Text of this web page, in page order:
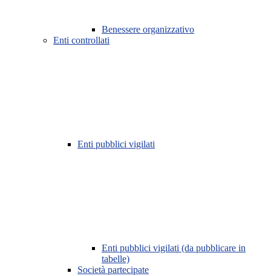
Benessere organizzativo
Enti controllati
Enti pubblici vigilati
Enti pubblici vigilati (da pubblicare in
tabelle)
Società partecipate